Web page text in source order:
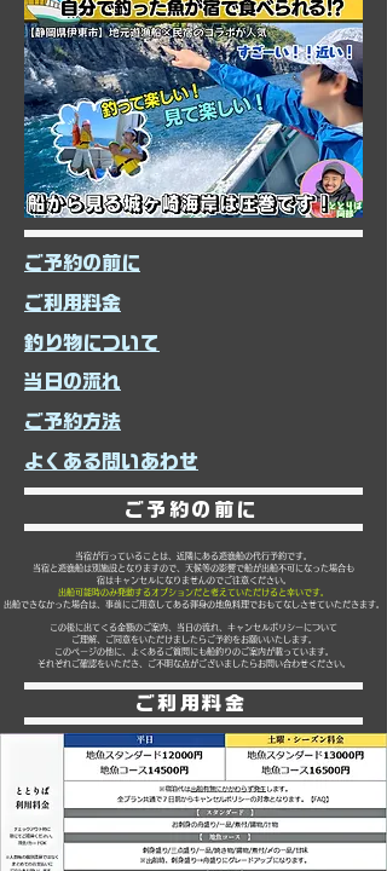
​ご予約の前に
​ご利用料金
​釣り物について
​当日の流れ
​ご予約方法
​よくある問いあわせ
ご予約の前に
当宿が行っていることは、近隣にある遊漁船の代行予約です。
当宿と遊漁船は別施設となりますので、天候等の影響で船が出船不可になった場合も
宿はキャンセルになりませんのでご注意ください。
出船可能時のみ発動するオプションだと考えていただけると幸いです。
​出船できなかった場合は、事前にご用意してある渾身の地魚料理でおもてなしさせていただきます。
この後に出てくる金額のご案内、当日の流れ、キャンセルポリシーについて
ご理解、ご同意をいただけましたらご予約をお願いいたします。
このページの他に、よくあるご質問にも船釣りのご案内が載っています。
それぞれご確認をいただき、ご不明な点がございましたらお問い合わせください。
ご利用料金